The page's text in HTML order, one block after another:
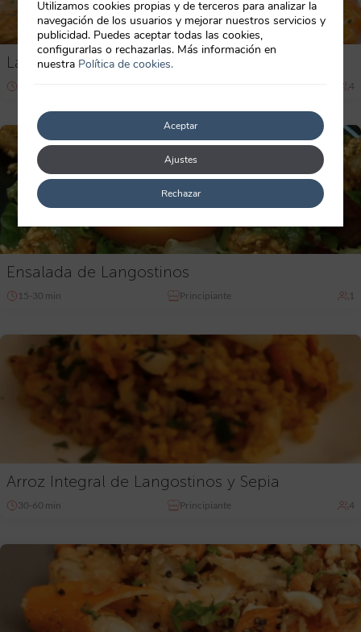
Langostinos al Jerez
4
Ensalada de Langostinos
15-30 min Principiante 1
Arroz Integral de Langostinos y Sepia
30-60 min Principiante 4
Utilizamos cookies propias y de terceros para analizar la
navegación de los usuarios y mejorar nuestros servicios y
publicidad. Puedes aceptar todas las cookies,
configurarlas o rechazarlas. Más información en
nuestra Política de cookies.
Aceptar
Rechazar
Ajustes